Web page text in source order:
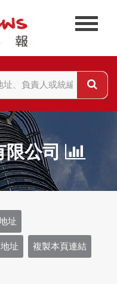
限公司
址
址 複製本頁連結